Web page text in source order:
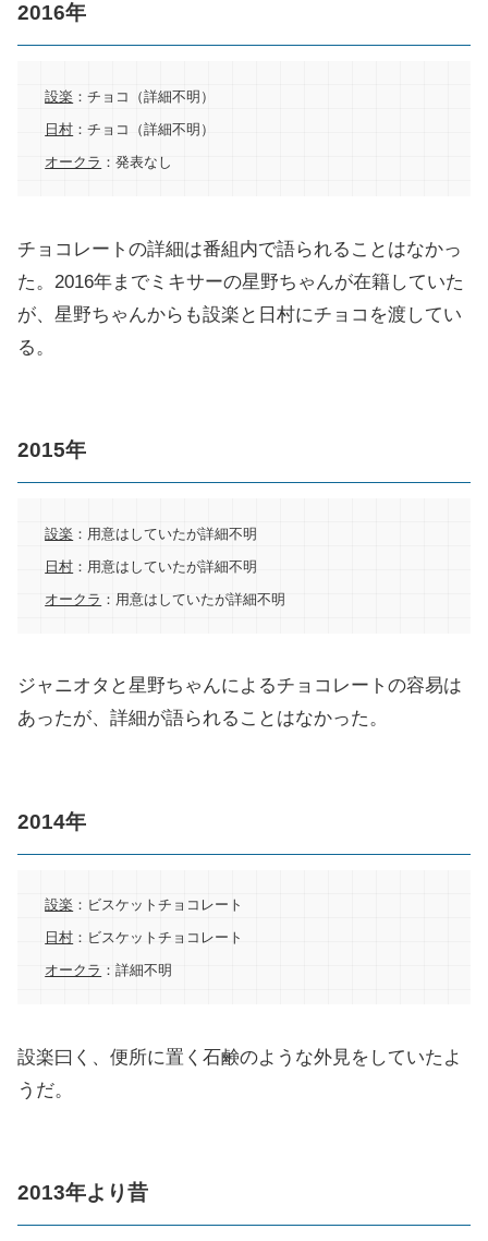
2016年
設楽 ：チョコ（詳細不明）
日村 ：チョコ（詳細不明）
オークラ ：発表なし
チョコレートの詳細は番組内で語られることはなかっ
た。2016年までミキサーの星野ちゃんが在籍していた
が、星野ちゃんからも設楽と日村にチョコを渡してい
る。
2015年
設楽 ：用意はしていたが詳細不明
日村 ：用意はしていたが詳細不明
オークラ ：用意はしていたが詳細不明
ジャニオタと星野ちゃんによるチョコレートの容易は
あったが、詳細が語られることはなかった。
2014年
設楽 ：ビスケットチョコレート
日村 ：ビスケットチョコレート
オークラ ：詳細不明
設楽曰く、便所に置く石鹸のような外見をしていたよ
うだ。
2013年より昔